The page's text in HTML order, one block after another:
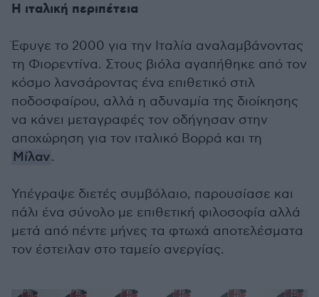
Η ιταλική περιπέτεια
Έφυγε το 2000 για την Ιταλία αναλαμβάνοντας
τη Φιορεντίνα. Στους βιόλα αγαπήθηκε από τον
κόσμο λανσάροντας ένα επιθετικό στιλ
ποδοσφαίρου, αλλά η αδυναμία της διοίκησης
να κάνει μεταγραφές τον οδήγησαν στην
αποχώρηση για τον ιταλικό Βορρά και τη
Μίλαν.
Υπέγραψε διετές συμβόλαιο, παρουσίασε και
πάλι ένα σύνολο με επιθετική φιλοσοφία αλλά
μετά από πέντε μήνες τα φτωχά αποτελέσματα
τον έστειλαν στο ταμείο ανεργίας.